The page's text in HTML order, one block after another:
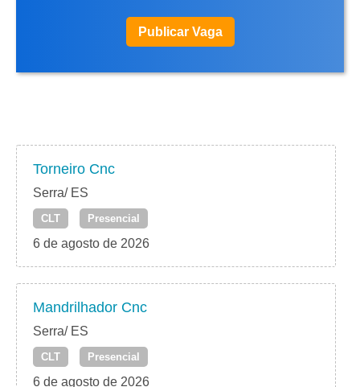
Publicar Vaga
Torneiro Cnc
Serra/ ES
CLT Presencial
6 de agosto de 2026
Mandrilhador Cnc
Serra/ ES
CLT Presencial
6 de agosto de 2026